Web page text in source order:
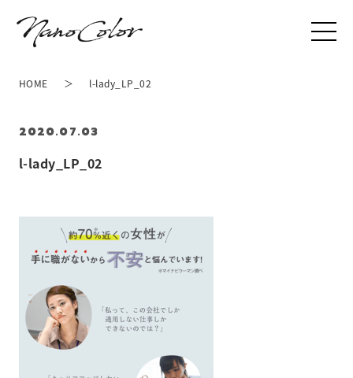
l-lady_LP_02
2020.07.03
HOME l-lady_LP_02